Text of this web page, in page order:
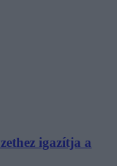
igazítja a